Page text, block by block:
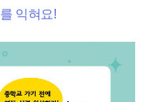
익혀요!